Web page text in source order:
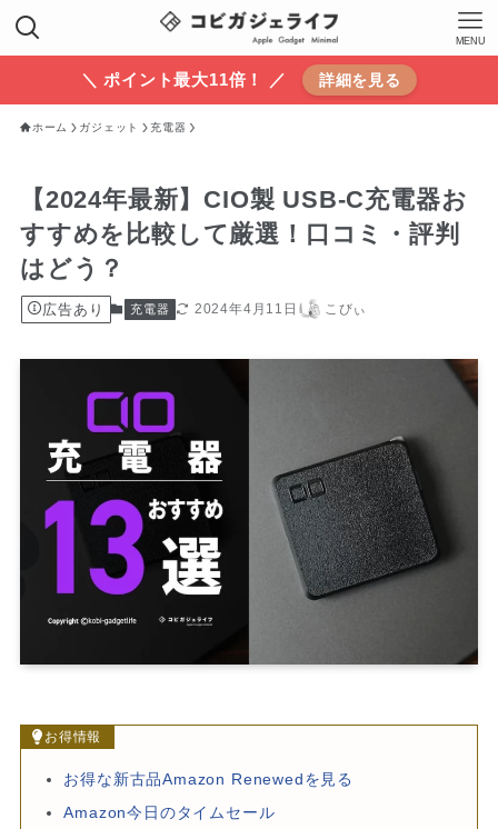
MENU
＼ ポイント最大11倍！ ／ 詳細を見る
ホーム ガジェット 充電器
【2024年最新】CIO製 USB-C充電器お
すすめを比較して厳選！口コミ・評判
はどう？
広告あり 充電器 2024年4月11日 こびぃ
お得情報
お得な新古品Amazon Renewedを見る
Amazon今日のタイムセール